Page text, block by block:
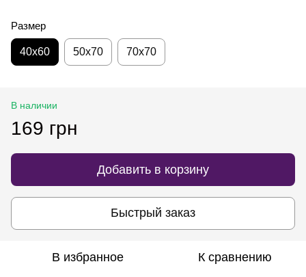
Размер
40х60 50х70 70х70
В наличии
169 грн
Добавить в корзину
Быстрый заказ
В избранное К сравнению